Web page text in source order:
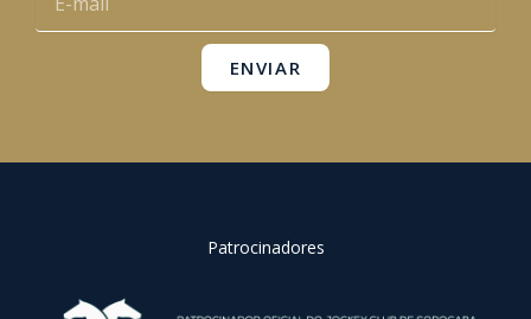
m
mail
ENVIAR
Patrocinadores